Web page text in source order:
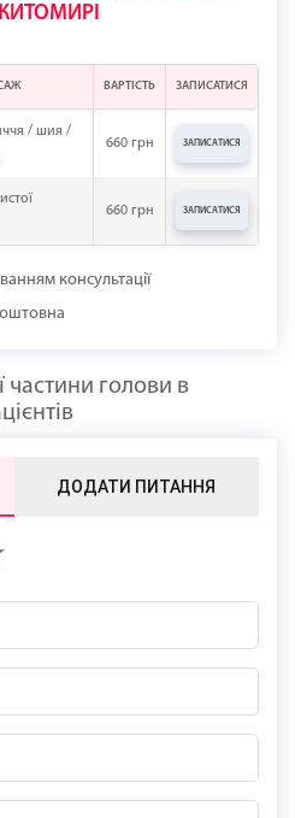
/ шия /
660 грн ЗАПИСАТИСЯ
660 грн ЗАПИСАТИСЯ
ВАРТІСТЬ ЗАПИСАТИСЯ
консультації
частини голови в
ДОДАТИ ПИТАННЯ